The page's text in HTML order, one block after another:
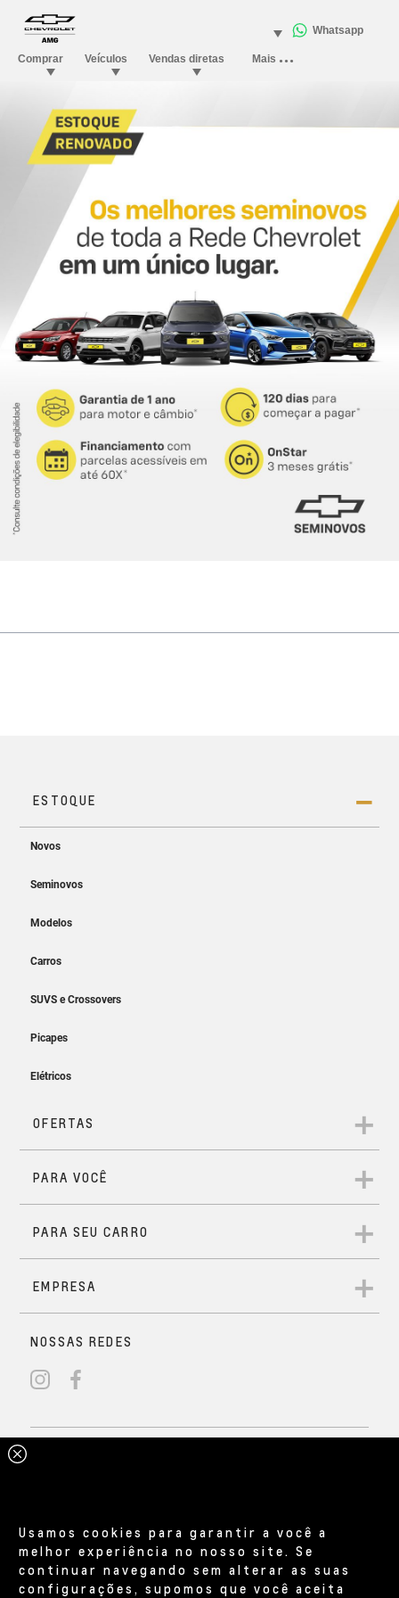
Usamos cookies para garantir a você a
melhor experiência no nosso site. Se
continuar navegando sem alterar as suas
configurações, supomos que você aceita